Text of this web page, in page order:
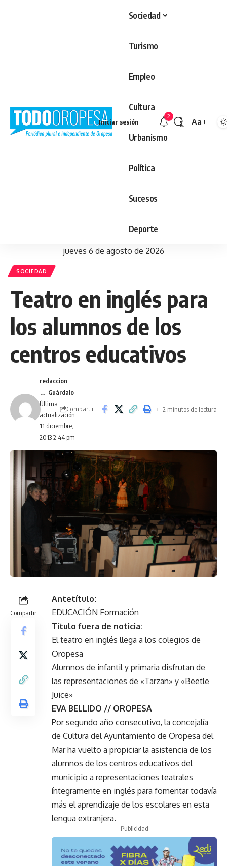
Sociedad
Turismo
Empleo
Cultura
Urbanismo
Política
Sucesos
Deporte
Iniciar sesión
2
Aa
jueves 6 de agosto de 2026
SOCIEDAD
Teatro en inglés para
los alumnos de los
centros educativos
Última
actualización
11 diciembre,
2013 2:44 pm
redaccion
Compartir 2 minutos de lectura
Compartir
Antetítulo:
EDUCACIÓN Formación
Título fuera de noticia:
El teatro en inglés llega a los colegios de
Oropesa
Alumnos de infantil y primaria disfrutan de
las representaciones de «Tarzan» y «Beetle
Juice»
EVA BELLIDO // OROPESA
Por segundo año consecutivo, la concejalía
de Cultura del Ayuntamiento de Oropesa del
Mar ha vuelto a propiciar la asistencia de los
alumnos de los centros educativos del
municipio a representaciones teatrales
íntegramente en inglés para fomentar todavía
más el aprendizaje de los escolares en esta
lengua extranjera.
- Publicidad -